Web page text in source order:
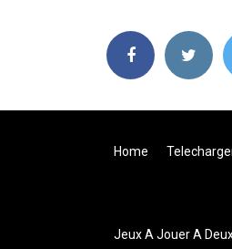
Home
Jeux A Jouer A